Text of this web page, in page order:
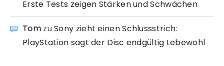
Erste Tests zeigen Stärken und Schwächen
TomzuSony zieht einen Schlussstrich:
PlayStation sagt der Disc endgültig Lebewohl